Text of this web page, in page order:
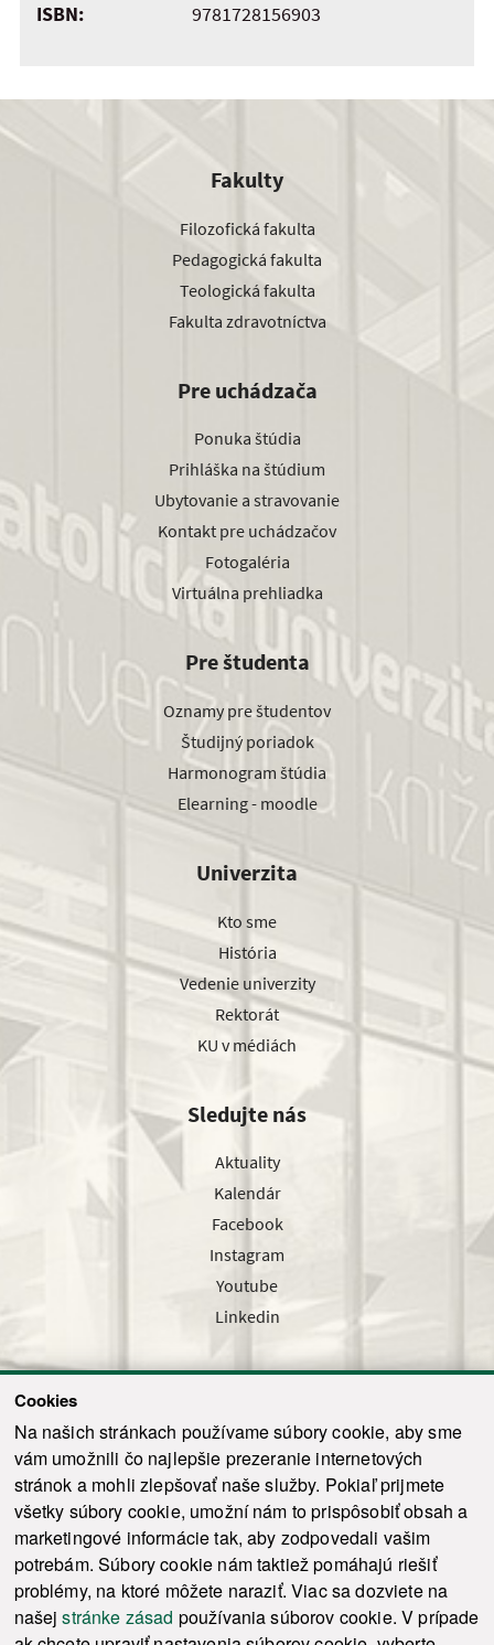
Cookies
Na našich stránkach používame súbory cookie, aby sme
vám umožnili čo najlepšie prezeranie internetových
stránok a mohli zlepšovať naše služby. Pokiaľ prijmete
všetky súbory cookie, umožní nám to prispôsobiť obsah a
marketingové informácie tak, aby zodpovedali vašim
potrebám. Súbory cookie nám taktiež pomáhajú riešiť
problémy, na ktoré môžete naraziť. Viac sa dozviete na
našejstránke zásad používania súborov cookie. V prípade
ISBN:
9781728156903
Fakulty
Filozofická fakulta
Pedagogická fakulta
Teologická fakulta
Fakulta zdravotníctva
Pre uchádzača
Ponuka štúdia
Prihláška na štúdium
Ubytovanie a stravovanie
Kontakt pre uchádzačov
Fotogaléria
Virtuálna prehliadka
Pre študenta
Oznamy pre študentov
Študijný poriadok
Harmonogram štúdia
Elearning - moodle
Univerzita
Kto sme
História
Vedenie univerzity
Rektorát
KU v médiách
Sledujte nás
Aktuality
Kalendár
Facebook
Instagram
Youtube
Linkedin
Odoslať
© 2021-2026 ku.sk. Všetky práva vyhradené. | Ochrana osobných údajov